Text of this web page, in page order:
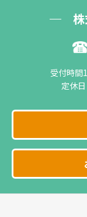
受付時間
定休